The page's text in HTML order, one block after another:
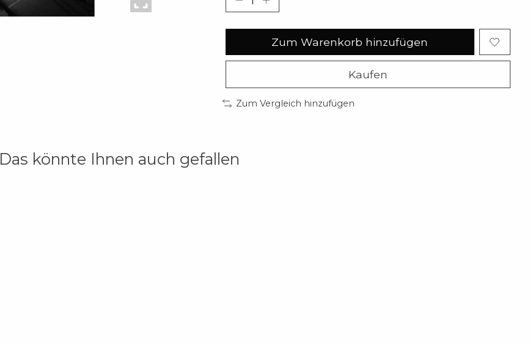
Zum Warenkorb hinzufügen
Kaufen
Zum Vergleich hinzufügen
Das könnte Ihnen auch gefallen